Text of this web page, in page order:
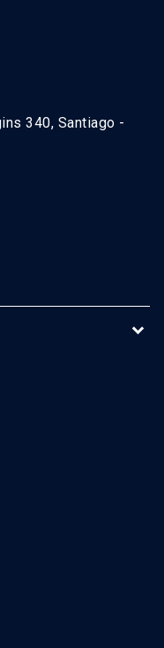
340, Santiago -